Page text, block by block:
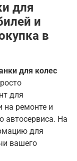
для
и
в
для колес
для
на ремонте и
автосервиса. На
для
вашего